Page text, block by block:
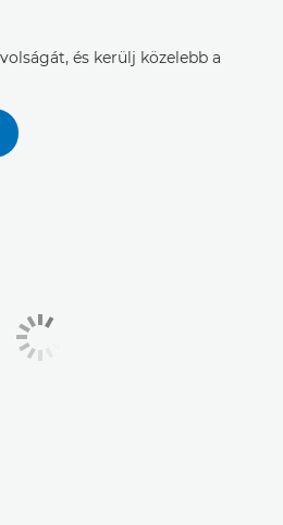
és kerülj közelebb a